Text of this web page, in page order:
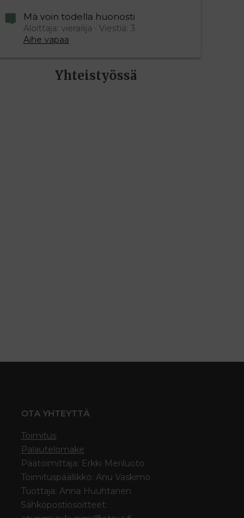
Mä voin todella huonosti
Aloittaja: vierailija
Viestiä: 3
Aihe vapaa
Yhteistyössä
OTA YHTEYTTÄ
Toimitus
Palautelomake
Päätoimittaja: Erkki Meriluoto
Toimituspäällikkö: Anu Vaskimo
Tuottaja: Anna Huuhtanen
Sähköpostiosoitteet: